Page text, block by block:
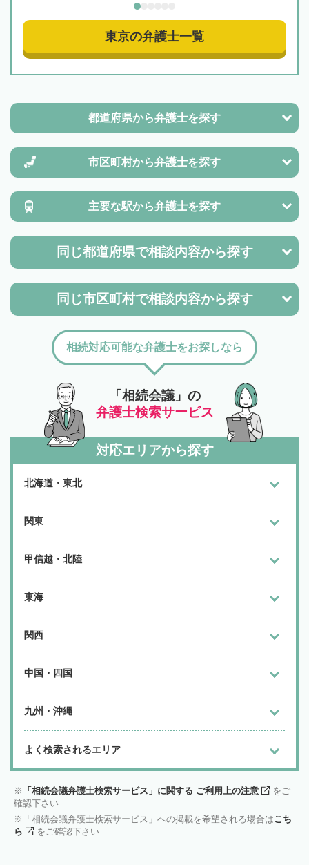
東京の弁護士一覧
都道府県から弁護士を探す
市区町村から弁護士を探す
主要な駅から弁護士を探す
同じ都道府県で相談内容から探す
同じ市区町村で相談内容から探す
「相続会議」の
弁護士検索サービス
相続対応可能な弁護士をお探しなら
対応エリアから探す
北海道・東北
関東
甲信越・北陸
東海
関西
中国・四国
九州・沖縄
よく検索されるエリア
「相続会議弁護士検索サービス」に関する ご利用上の注意
をご
確認下さい
「相続会議弁護士検索サービス」への掲載を希望される場合はこち
ら
をご確認下さい